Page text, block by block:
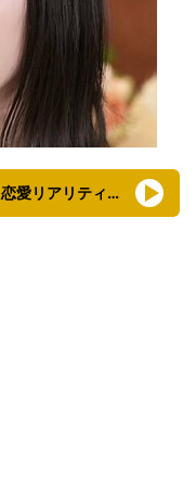
【映像】今泉佑唯がオファーを断った恋愛リアリティーショー